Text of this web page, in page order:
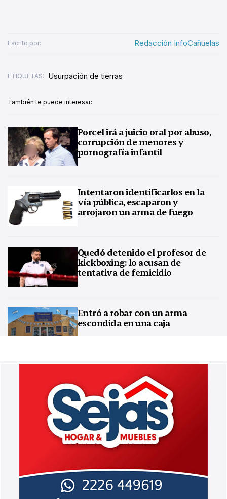
Escrito por: Redacción InfoCañuelas
ETIQUETAS: Usurpación de tierras
También te puede interesar:
Porcel irá a juicio oral por abuso,
corrupción de menores y
pornografía infantil
Intentaron identificarlos en la
vía pública, escaparon y
arrojaron un arma de fuego
Quedó detenido el profesor de
kickboxing: lo acusan de
tentativa de femicidio
Entró a robar con un arma
escondida en una caja